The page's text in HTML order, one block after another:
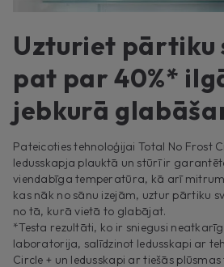
Uzturiet pārtiku
pat par 40%*
jebkurā
Pateicoties tehnoloģijai Total No Frost
ledusskapja plauktā un stūrī ir
viendabīga temperatūra, kā arī
kas nāk no sānu izejām, uztur pārtiku
no tā, kurā vietā to glabājat.
*Testa rezultāti, ko ir sniegusi
laboratorija, salīdzinot ledusskapi ar
Circle + un ledusskapi ar tiešās